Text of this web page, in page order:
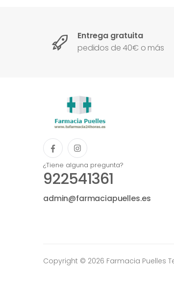
Entrega gratuita
pedidos de 40€ o más
¿Tiene alguna pregunta?
922541361
admin@farmaciapuelles.es
Copyright © 2026 Farmacia Puelles